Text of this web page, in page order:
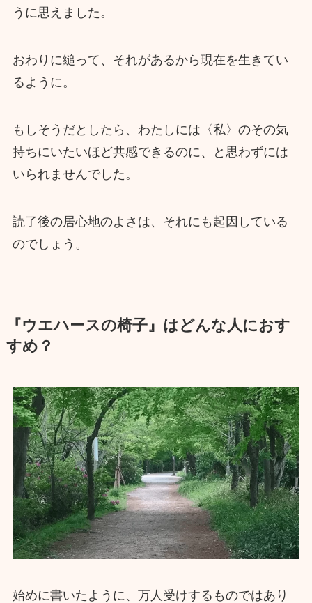
うに思えました。
おわりに縋って、それがあるから現在を生きてい
るように。
もしそうだとしたら、わたしには〈私〉のその気
持ちにいたいほど共感できるのに、と思わずには
いられませんでした。
読了後の居心地のよさは、それにも起因している
のでしょう。
『ウエハースの椅子』はどんな人におす
すめ？
始めに書いたように、万人受けするものではあり